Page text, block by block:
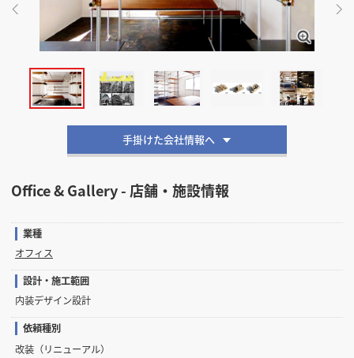
店舗開業・改装をご検討中の方へ
手掛けた会社情報へ
Office & Gallery - 店舗・施設情報
業種
オフィス
設計・施工範囲
内装デザイン設計
依頼種別
改装（リニューアル）